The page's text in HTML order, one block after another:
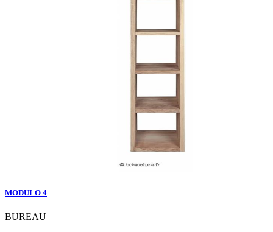
MODULO 4
BUREAU